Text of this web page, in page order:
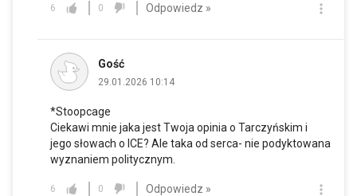
6 0 Odpowiedz »
Gość
29.01.2026 10:14
*Stoopcage
Ciekawi mnie jaka jest Twoja opinia o Tarczyńskim i
jego słowach o ICE? Ale taka od serca- nie podyktowana
wyznaniem politycznym.
6 0 Odpowiedz »